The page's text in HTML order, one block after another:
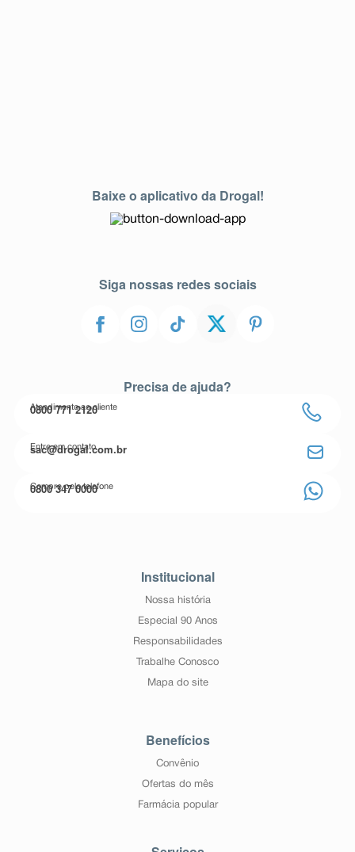
Baixe o aplicativo da Drogal!
Siga nossas redes sociais
Precisa de ajuda?
Atendimento ao cliente
0800 771 2120
Entre em contato
sac@drogal.com.br
Compre pelo telefone
0800 347 0000
Institucional
Nossa história
Especial 90 Anos
Responsabilidades
Trabalhe Conosco
Mapa do site
Benefícios
Convênio
Ofertas do mês
Farmácia popular